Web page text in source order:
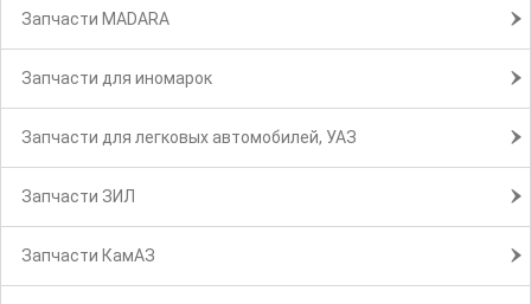
Запчасти MADARA
Запчасти для иномарок
Запчасти для легковых автомобилей, УАЗ
Запчасти ЗИЛ
Запчасти КамАЗ